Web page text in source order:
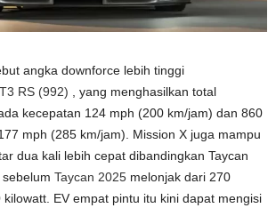
angka downforce lebih tinggi
RS (992) , yang menghasilkan total
kecepatan 124 mph (200 km/jam) dan 860
mph (285 km/jam). Mission X juga mampu
dua kali lebih cepat dibandingkan Taycan
Taycan 2025 melonjak dari 270
EV empat pintu itu kini dapat mengisi